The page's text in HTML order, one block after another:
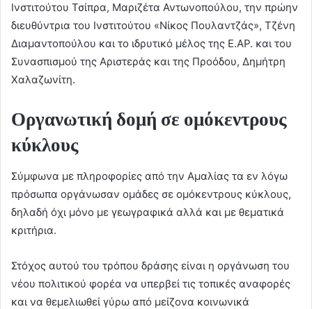
Ινστιτούτου Τσίπρα, Μαριζέτα Αντωνοπούλου, την πρώην
διευθύντρια του Ινστιτούτου «Νίκος Πουλαντζάς», Τζένη
Διαμαντοπούλου και το ιδρυτικό μέλος της Ε.ΑΡ. και του
Συνασπισμού της Αριστεράς και της Προόδου, Δημήτρη
Χαλαζωνίτη.
Οργανωτική δομή σε ομόκεντρους
κύκλους
Σύμφωνα με πληροφορίες από την Αμαλίας τα εν λόγω
πρόσωπα οργάνωσαν ομάδες σε ομόκεντρους κύκλους,
δηλαδή όχι μόνο με γεωγραφικά αλλά και με θεματικά
κριτήρια.
Στόχος αυτού του τρόπου δράσης είναι η οργάνωση του
νέου πολιτικού φορέα να υπερβεί τις τοπικές αναφορές
και να θεμελιωθεί γύρω από μείζονα κοινωνικά